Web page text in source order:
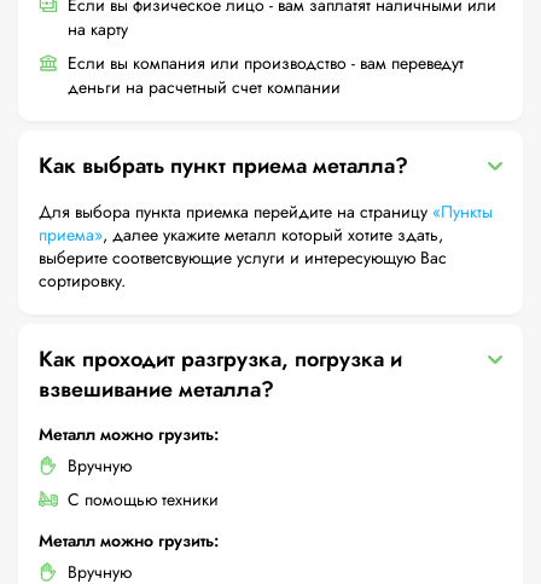
Если вы физическое лицо - вам заплатят наличными или
на карту
Если вы компания или производство - вам переведут
деньги на расчетный счет компании
Как выбрать пункт приема металла?
Для выбора пункта приемка перейдите на страницу «Пункты
приема», далее укажите металл который хотите здать,
выберите соответсвующие услуги и интересующую Вас
сортировку.
Как проходит разгрузка, погрузка и
взвешивание металла?
Металл можно грузить:
Вручную
С помощью техники
Металл можно грузить:
Вручную